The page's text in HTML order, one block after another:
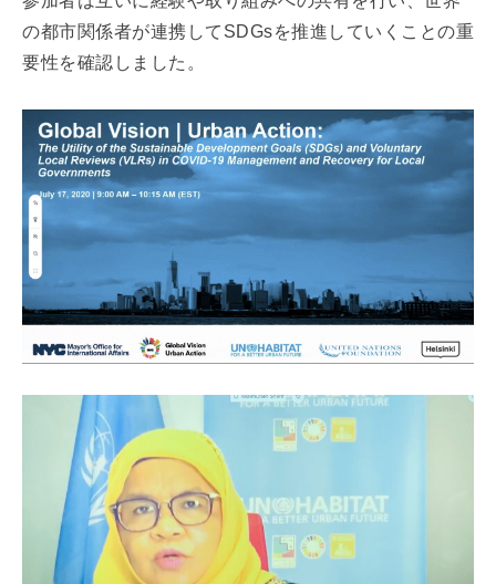
の都市関係者が連携してSDGsを推進していくことの重
要性を確認しました。